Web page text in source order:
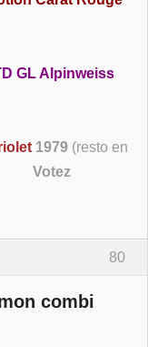
GL Alpinweiss
1979 (resto en
Votez
80
combi